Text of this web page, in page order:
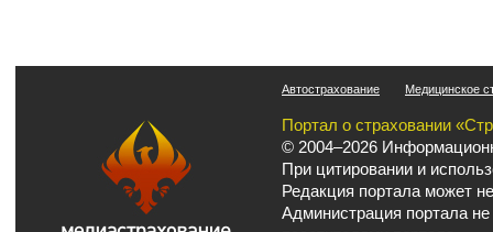
Автострахование Медицинское
Портал о страховании
© 2004–2026
При цитировании и
Редакция портала может
Администрация портала